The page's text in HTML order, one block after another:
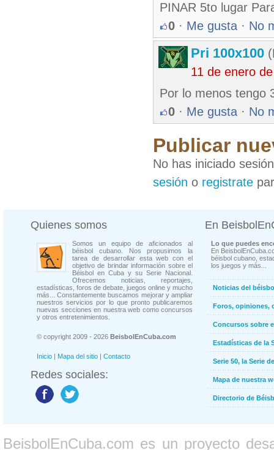
PINAR 5to lugar
0 · Me gusta · No
Pri 100x100
11 de enero
Por lo menos tengo
0 · Me gusta · No
Publicar
No has iniciado
sesión o registrate
Quienes somos
Somos un equipo de aficionados al
béisbol cubano. Nos propusimos la
tarea de desarrollar esta web con el
objetivo de brindar información sobre el
Béisbol en Cuba y su Serie Nacional.
Ofrecemos noticias, reportajes,
estadísticas, foros de debate, juegos online y mucho
más... Constantemente buscamos mejorar y ampliar
nuestros servicios por lo que pronto publicaremos
nuevas secciones en nuestra web como concursos
y otros entretenimientos.
© copyright 2009 - 2026 BeisbolEnCuba.com
Inicio | Mapa del sitio | Contacto
Redes sociales:
En
Lo que puedes
En
béisbol cubano,
los juegos y más...
Noticias del
Foros, opiniones,
Concursos sobre
Estadísticas de la
Serie 50, la Serie
Mapa de nuestra
Directorio de
BeisbolEnCuba.com es un proyecto